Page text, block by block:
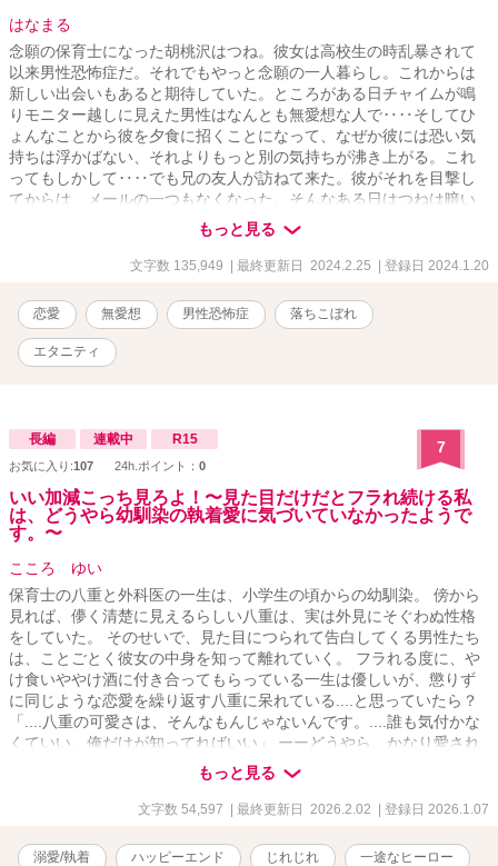
はなまる
念願の保育士になった胡桃沢はつね。彼女は高校生の時乱暴されて
以来男性恐怖症だ。それでもやっと念願の一人暮らし。これからは
新しい出会いもあると期待していた。ところがある日チャイムが鳴
りモニター越しに見えた男性はなんとも無愛想な人で‥‥そしてひ
ょんなことから彼を夕食に招くことになって、なぜか彼には恐い気
持ちは浮かばない、それよりもっと別の気持ちが沸き上がる。これ
ってもしかして‥‥でも兄の友人が訪ねて来た。彼がそれを目撃し
てからは、メールの一つもなくなった。そんなある日はつねは暗い
夜道で襲われる。ちょうど通りかかった彼が助けてくれて…はつね
は彼に縋りつく。もうわたしからずっと離れないでと… 再投
稿です。設定はすべてフィクションになっています。警察組織関係
もっと見る
文字数 135,949 | 最終更新日 2024.2.25 | 登録日 2024.1.20
恋愛 無愛想 男性恐怖症 落ちこぼれ
エタニティ
長編 連載中 R15
お気に入り:107 24h.ポイント： 0
7
いい加減こっち見ろよ！〜見た目だけだとフラれ続ける私
は、どうやら幼馴染の執着愛に気づいていなかったようで
す。〜
こころ ゆい
保育士の八重と外科医の一生は、小学生の頃からの幼馴染。 傍から
見れば、儚く清楚に見えるらしい八重は、実は外見にそぐわぬ性格
をしていた。 そのせいで、見た目につられて告白してくる男性たち
は、ことごとく彼女の中身を知って離れていく。 フラれる度に、や
け食いややけ酒に付き合ってもらっている一生は優しいが、懲りず
に同じような恋愛を繰り返す八重に呆れている....と思っていたら？
「....八重の可愛さは、そんなもんじゃないんです。....誰も気付かな
くていい。俺だけが知ってればいい」 ーーどうやら、かなり愛され
ていたようです？ ※じれじれ・執着・溺愛 ラブストーリー。🌱 ※こ
の物語は、全て作者の想像で描かれたフィクションです。実際の場
所・建物・人物とは関係ありません。🌱 ※作品の無断転載、AI学習
writing for any purposes, including for AI）
もっと見る
文字数 54,597 | 最終更新日 2026.2.02 | 登録日 2026.1.07
溺愛/執着 ハッピーエンド じれじれ 一途なヒーロー